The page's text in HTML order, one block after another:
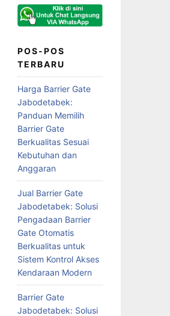
POS-POS
TERBARU
Harga Barrier Gate
Jabodetabek:
Panduan Memilih
Barrier Gate
Berkualitas Sesuai
Kebutuhan dan
Anggaran
Jual Barrier Gate
Jabodetabek: Solusi
Pengadaan Barrier
Gate Otomatis
Berkualitas untuk
Sistem Kontrol Akses
Kendaraan Modern
Barrier Gate
Jabodetabek: Solusi